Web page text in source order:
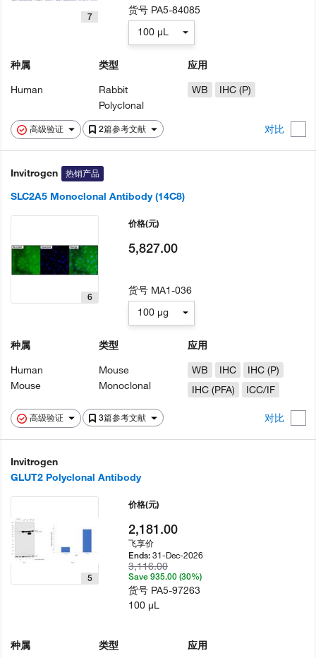
高级验证 2篇参考文献 对比
7
种属
Human
类型
Rabbit
Polyclonal
应用
WB
IHC (P)
货号 PA5-84085
100 µL
Invitrogen 热销产品
SLC2A5 Monoclonal Antibody (14C8)
高级验证 3篇参考文献 对比
6
种属
Human
Mouse
类型
Mouse
Monoclonal
应用
WB
IHC
IHC (P)
IHC (PFA)
ICC/IF
价格(元)
5,827.00
货号 MA1-036
100 µg
Invitrogen
GLUT2 Polyclonal Antibody
5
种属 类型 应用
价格(元)
2,181.00
飞享价
Ends:31-Dec-2026
3,116.00
Save 935.00 (30%)
货号 PA5-97263
100 µL